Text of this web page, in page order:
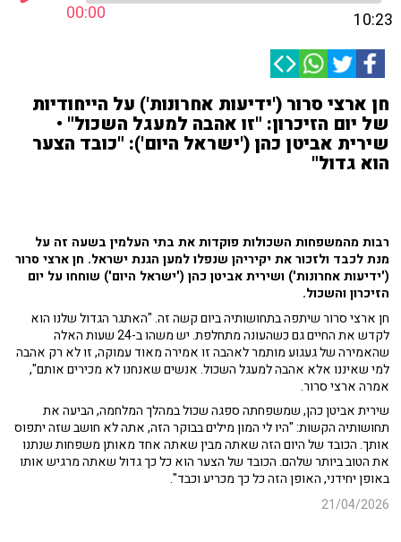
00:00 10:23
חן ארצי סרור ('ידיעות אחרונות') על הייחודיות
של יום הזיכרון: "זו אהבה למעגל השכול" •
שירית אביטן כהן ('ישראל היום'): "כובד הצער
הוא גדול"
רבות מהמשפחות השכולות פוקדות את בתי העלמין בשעה זה על
מנת לכבד ולזכור את יקיריהן שנפלו למען הגנת ישראל. חן ארצי סרור
('ידיעות אחרונות') ושירית אביטן כהן ('ישראל היום') שוחחו על יום
הזיכרון והשכול.
חן ארצי סרור שיתפה בתחושותיה ביום קשה זה. "האתגר הגדול שלנו הוא
לקדש את החיים גם כשהעונה מתחלפת. יש משהו ב-24 שעות האלה
שהאמירה של געגוע מותמר לאהבה זו אמירה מאוד עמוקה, זו לא רק אהבה
למי שאיננו אלא אהבה למעגל השכול. אנשים שאנחנו לא מכירים אותם",
אמרה ארצי סרור.
שירית אביטן כהן, שמשפחתה ספגה שכול במהלך המלחמה, הביעה את
תחושותיה הקשות: "היו לי המון מילים בבוקר הזה, אתה לא חושב שזה יתפוס
אותך. הכובד של היום הזה שאתה מבין שאתה אחד מאותן משפחות שנתנו
את הטוב ביותר שלהם. הכובד של הצער הוא כל כך גדול שאתה מרגיש אותו
באופן יחידני, האופן הזה כל כך מכריע וכבד".
21/04/2026